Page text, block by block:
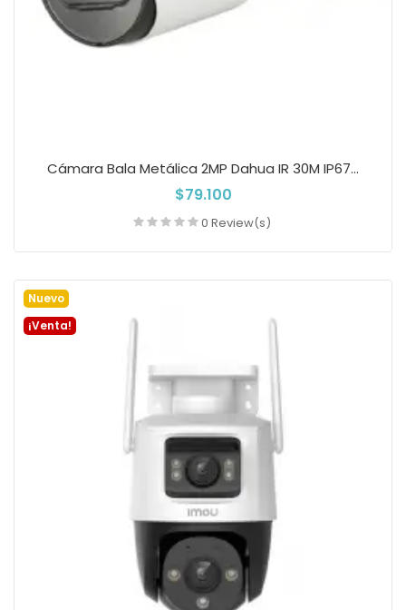
Cámara Bala Metálica 2MP Dahua IR 30M IP67...
$79.100
0 Review(s)
Nuevo
¡Venta!